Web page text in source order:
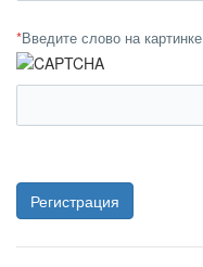
*Введите слово на картинке